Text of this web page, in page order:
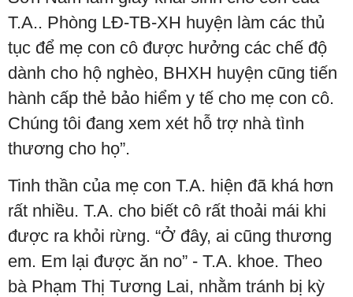
T.A.. Phòng LĐ-TB-XH huyện làm các thủ
tục để mẹ con cô được hưởng các chế độ
dành cho hộ nghèo, BHXH huyện cũng tiến
hành cấp thẻ bảo hiểm y tế cho mẹ con cô.
Chúng tôi đang xem xét hỗ trợ nhà tình
thương cho họ”.
Tinh thần của mẹ con T.A. hiện đã khá hơn
rất nhiều. T.A. cho biết cô rất thoải mái khi
được ra khỏi rừng. “Ở đây, ai cũng thương
em. Em lại được ăn no” - T.A. khoe. Theo
bà Phạm Thị Tương Lai, nhằm tránh bị kỳ